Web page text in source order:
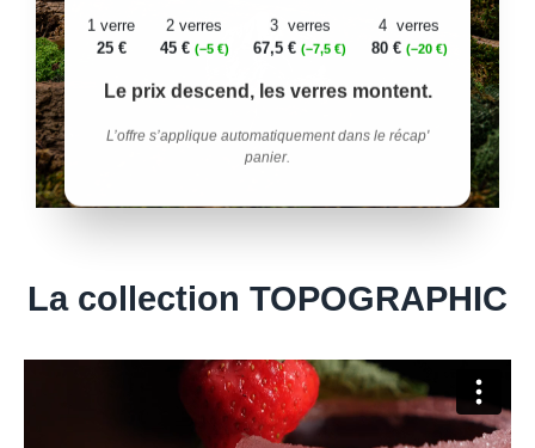
La collection TOPOGRAPHIC
1 verre
25 €
2 verres
45 € (–5 €)
3 verres
67,5 €(–7,5 €)
4 verres
80 € (–20 €)
Le prix descend, les verres montent.
L’offre s’applique automatiquement dans le récap'
panier.